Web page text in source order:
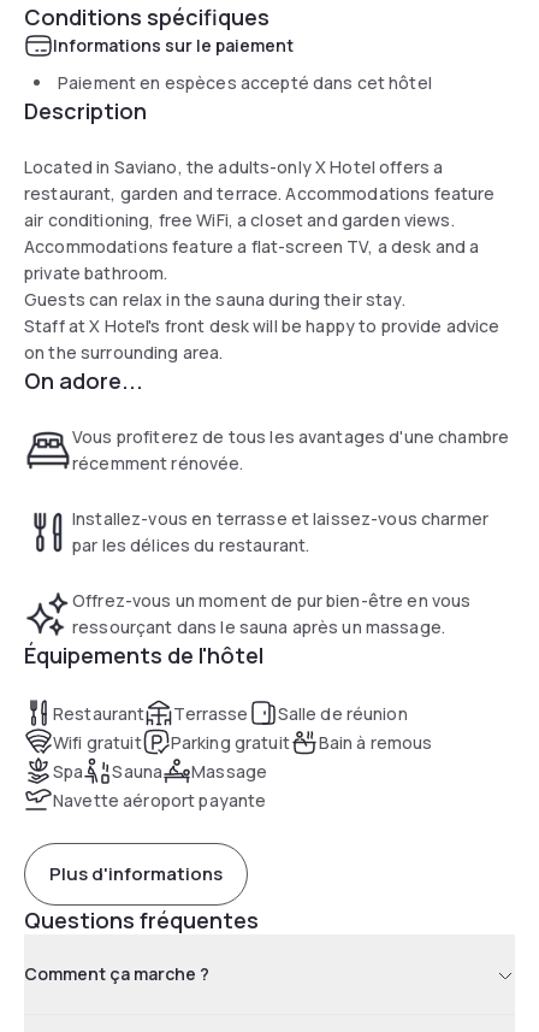
Conditions spécifiques
Informations sur le paiement
Paiement en espèces accepté dans cet hôtel
Description
Located in Saviano, the adults-only X Hotel offers a
restaurant, garden and terrace. Accommodations feature
air conditioning, free WiFi, a closet and garden views.
Accommodations feature a flat-screen TV, a desk and a
private bathroom.
Guests can relax in the sauna during their stay.
Staff at X Hotel's front desk will be happy to provide advice
on the surrounding area.
On adore...
Vous profiterez de tous les avantages d'une chambre
récemment rénovée.
Installez-vous en terrasse et laissez-vous charmer
par les délices du restaurant.
Offrez-vous un moment de pur bien-être en vous
ressourçant dans le sauna après un massage.
Équipements de l'hôtel
Restaurant Terrasse
Salle de réunion
Wifi gratuit
Parking gratuit
Bain à remous
Spa
Sauna
Massage
Navette aéroport payante
Plus d'informations
Questions fréquentes
Comment ça marche ?